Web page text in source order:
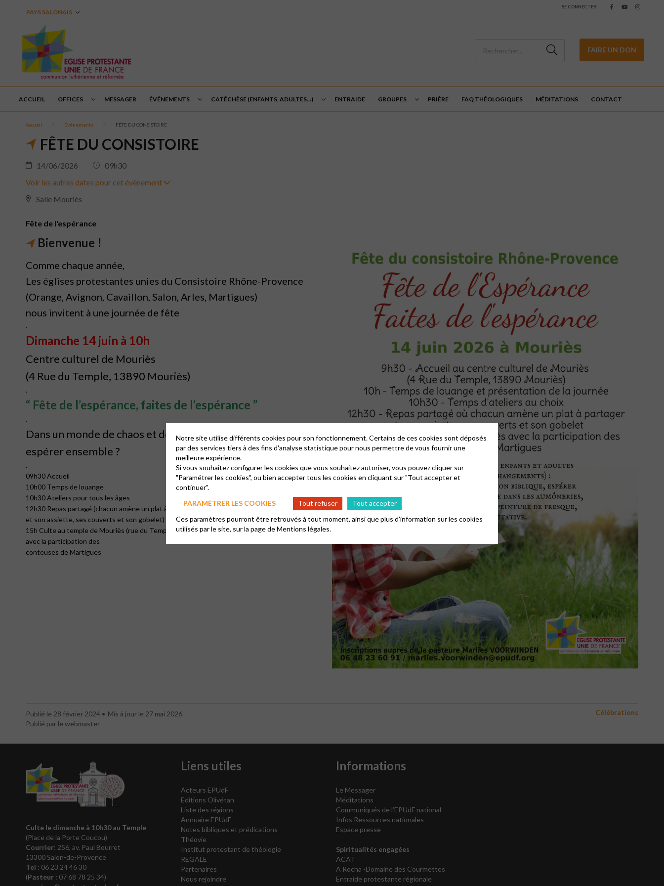
PAYS SALONAIS
SE CONNECTER
FAIRE UN DON
ACCUEIL OFFICES MESSAGER ÉVÉNEMENTS CATÉCHÈSE (ENFANTS, ADULTES…) ENTRAIDE GROUPES PRIÈRE FAQ THÉOLOGIQUES MÉDITATIONS CONTACT
Accueil Événements FÊTE DU CONSISTOIRE
FÊTE DU CONSISTOIRE
14/06/2026
09h30
Voir les autres dates pour cet évènement
Salle Mouriès
Fête de l'espérance
Bienvenue !
Comme chaque année,
Les églises protestantes unies du Consistoire Rhône-Provence
(Orange, Avignon, Cavaillon, Salon, Arles, Martigues)
nous invitent à une journée de fête
.
Dimanche 14 juin à 10h
Centre culturel de Mouriès
(4 Rue du Temple, 13890 Mouriès)
.
“ Fête de l’espérance, faites de l’espérance ”
.
Dans un monde de chaos et de désespoir, comment faire
espérer ensemble ?
.
09h30 Accueil
10h00 Temps de louange
10h30 Ateliers pour tous les âges
12h30 Repas partagé (chacun amène un plat à partager
et son assiette, ses couverts et son gobelet)
15h Culte au temple de Mouriès (rue du Temple)
avec la participation des
conteuses de Martigues
Publié le 28 février 2024
Mis à jour le 27 mai 2026
Publié par le webmaster
Célébrations
Culte le dimanche à 10h30au Temple
(Place de la Porte Coucou)
Courrier: 256, av. Paul Bourret
13300 Salon-de-Provence
Tel : 06 23 24 46 30
(Pasteur : 07 68 78 25 34)
Liens utiles
Acteurs EPUdF
Editions Olivétan
Liste des régions
Annuaire EPUdF
Notes bibliques et prédications
Théovie
Institut protestant de théologie
REGALE
Partenaires
Nous rejoindre
Informations
Le Messager
Méditations
Communiqués de l’EPUdF national
Infos Ressources nationales
Espace presse
Spiritualités engagées
ACAT
A Rocha -Domaine des Courmettes
Entraide protestante régionale
Notre site utilise différents cookies pour son fonctionnement. Certains de ces cookies sont déposés
par des services tiers à des fins d'analyse statistique pour nous permettre de vous fournir une
meilleure expérience.
Si vous souhaitez configurer les cookies que vous souhaitez autoriser, vous pouvez cliquer sur
"Paramétrer les cookies", ou bien accepter tous les cookies en cliquant sur "Tout accepter et
continuer".
PARAMÉTRER LES COOKIES
Tout refuser
Tout accepter
Ces paramètres pourront être retrouvés à tout moment, ainsi que plus d'information sur les cookies
utilisés par le site, sur la page deMentions légales.